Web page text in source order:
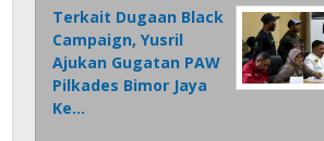
Terkait Dugaan Black
Campaign, Yusril
Ajukan Gugatan PAW
Pilkades Bimor Jaya
Ke…